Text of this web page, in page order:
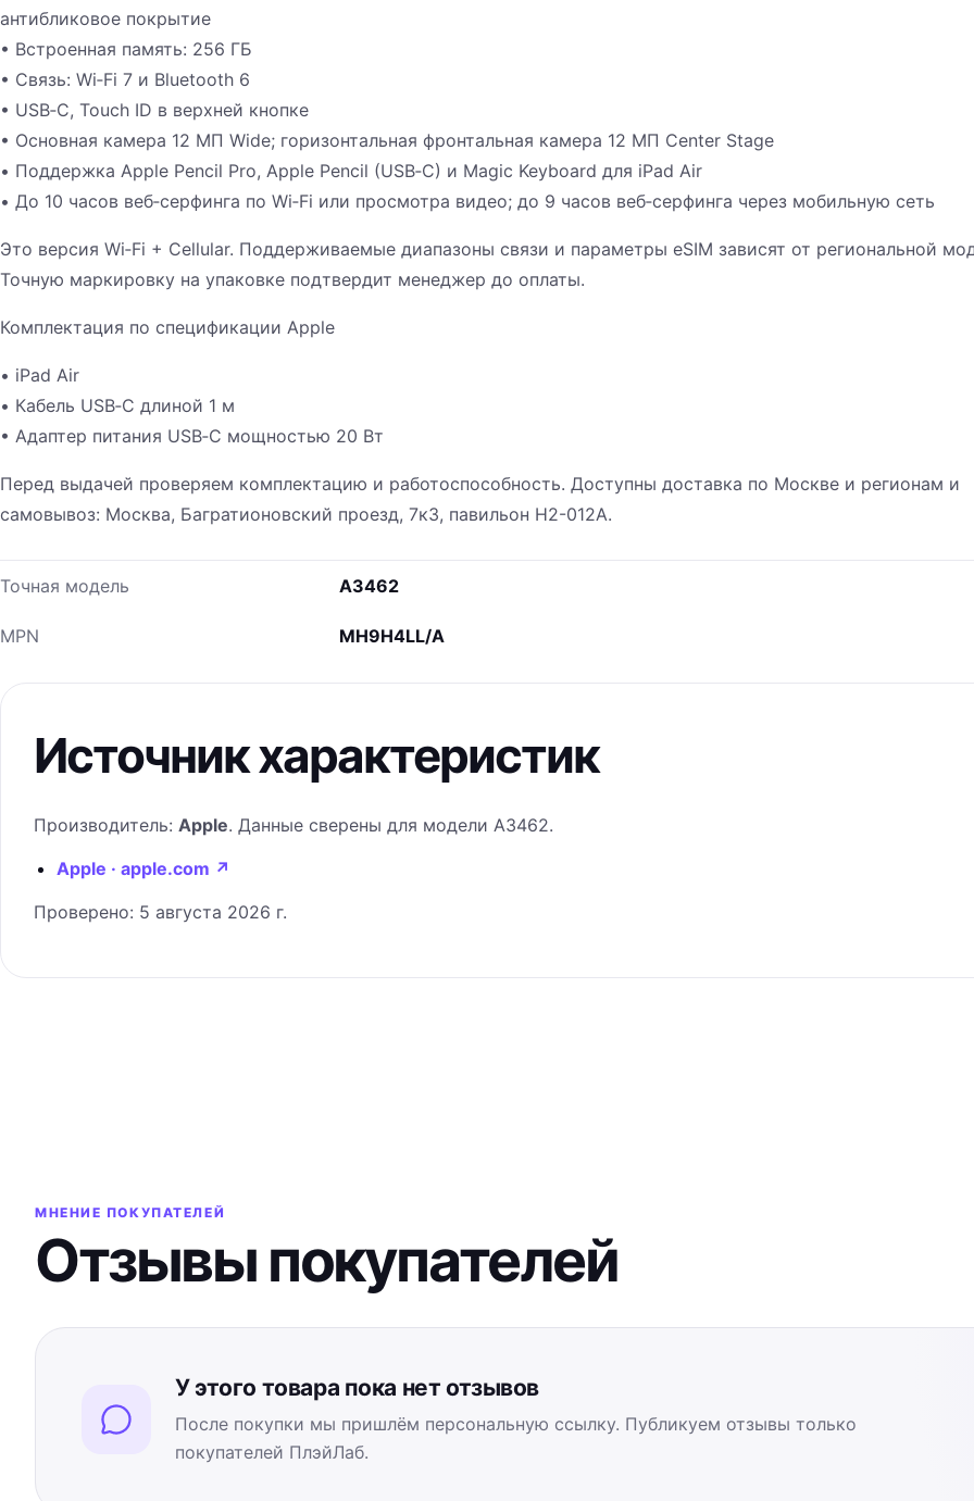
антибликовое покрытие
• Встроенная память: 256 ГБ
• Связь: Wi‑Fi 7 и Bluetooth 6
• USB‑C, Touch ID в верхней кнопке
• Основная камера 12 МП Wide; горизонтальная фронтальная камера 12 МП Center Stage
• Поддержка Apple Pencil Pro, Apple Pencil (USB‑C) и Magic Keyboard для iPad Air
• До 10 часов веб‑серфинга по Wi‑Fi или просмотра видео; до 9 часов веб‑серфинга через мобильную сеть
Это версия Wi‑Fi + Cellular. Поддерживаемые диапазоны связи и параметры eSIM зависят от региональной
Точную маркировку на упаковке подтвердит менеджер до оплаты.
Комплектация по спецификации Apple
• iPad Air
• Кабель USB‑C длиной 1 м
• Адаптер питания USB‑C мощностью 20 Вт
Перед выдачей проверяем комплектацию и работоспособность. Доступны доставка по Москве и регионам и
самовывоз: Москва, Багратионовский проезд, 7к3, павильон H2-012A.
Точная модель A3462
MPN MH9H4LL/A
Источник характеристик
Производитель: Apple. Данные сверены для модели A3462.
Apple · apple.com ↗
Проверено: 5 августа 2026 г.
МНЕНИЕ ПОКУПАТЕЛЕЙ
Отзывы покупателей
У этого товара пока нет отзывов
После покупки мы пришлём персональную ссылку. Публикуем отзывы только
покупателей ПлэйЛаб.